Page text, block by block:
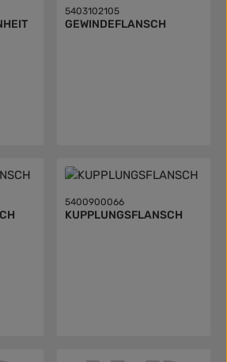
5403102105
GEWINDEFLANSCH
5400900066
KUPPLUNGSFLANSCH